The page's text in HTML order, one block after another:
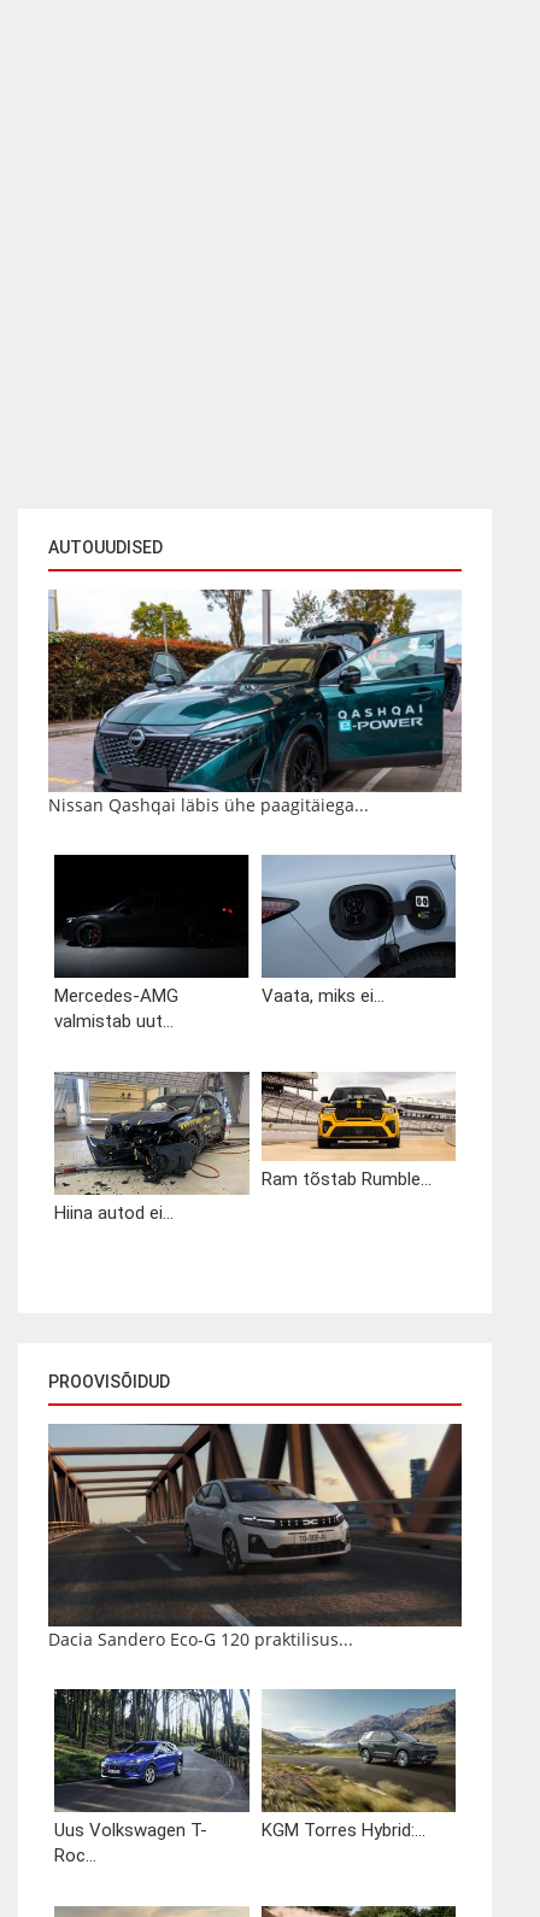
AUTOUUDISED
Nissan Qashqai läbis ühe paagitäiega...
Mercedes-AMG
valmistab uut...
Vaata, miks ei...
Hiina autod ei...
Ram tõstab Rumble...
PROOVISÕIDUD
Dacia Sandero Eco-G 120 praktilisus...
Uus Volkswagen T-
Roc...
KGM Torres Hybrid:...